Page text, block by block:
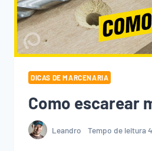
DICAS DE MARCENARIA
Como escarear
Leandro Tempo de leitura4